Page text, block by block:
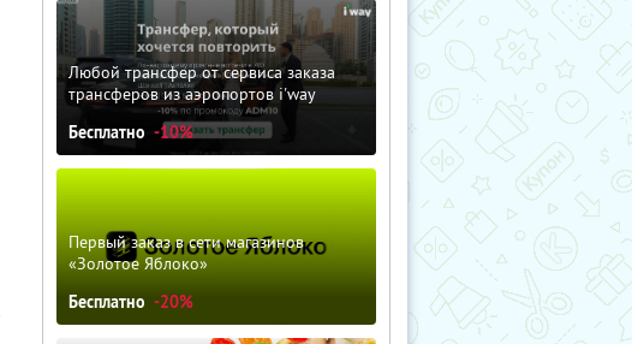
Любой трансфер от сервиса заказа
трансферов из аэропортов i'way
Бесплатно -10%
Первый заказ в сети магазинов
«Золотое Яблоко»
Бесплатно -20%